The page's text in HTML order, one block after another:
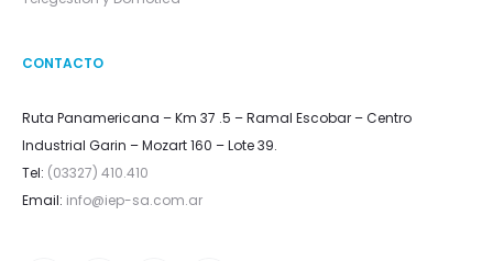
CONTACTO
Ruta Panamericana – Km 37 .5 – Ramal Escobar – Centro
Industrial Garin – Mozart 160 – Lote 39.
Tel: (03327) 410.410
Email: info@iep-sa.com.ar